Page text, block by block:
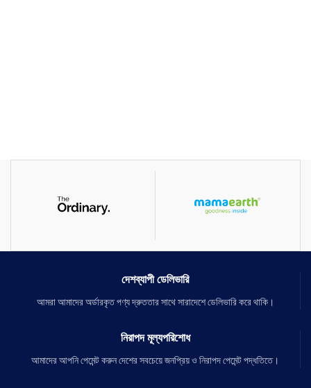
দেশব্যাপী ডেলিভারি
আমরা আমাদের অর্ডারকৃত পণ্য দ্রুততার সাথে সারাদেশে ডেলিভারি করে থাকি।
নিরাপদ মূল্যপরিশোধ
আমাদের আপনি পেমেন্ট করুন দেশের সবচেয়ে জনপ্রিয় ও নিরাপদ পেমেন্ট পদ্ধতিতে।